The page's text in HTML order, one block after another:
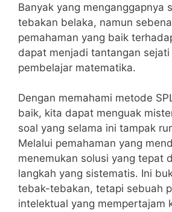
Banyak yang ⁢menganggapnya
tebakan belaka,​ namun
pemahaman ‌yang baik​
dapat menjadi tantangan sejati⁢
pembelajar matematika.
Dengan memahami metode
baik, ​kita dapat menguak
soal yang‌ selama ini ‌tampak
Melalui pemahaman​ yang
menemukan solusi yang tepat
langkah yang sistematis. Ini
tebak-tebakan, tetapi⁤ sebuah
intelektual ‌yang ⁤mempertajam⁤